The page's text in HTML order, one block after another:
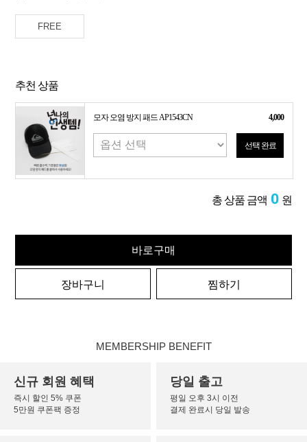
FREE
추천 상품
모자 오염 방지 패드 AP1543CN 4,000
선택 완료
총 상품 금액 0 원
바로구매
장바구니 찜하기
MEMBERSHIP BENEFIT
신규 회원 혜택
즉시 할인 5% 쿠폰
5만원 쿠폰팩 증정
당일 출고
평일 오후 3시 이전
결제 완료시 당일 발송